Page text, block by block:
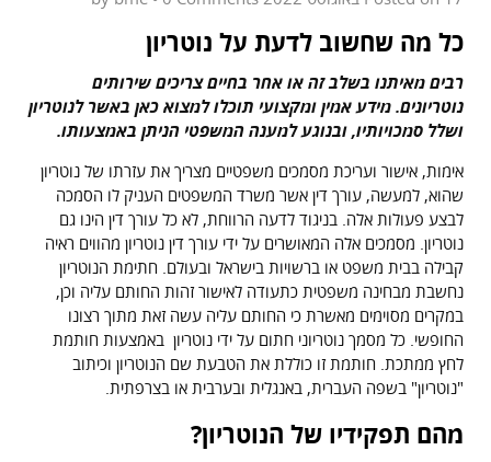
כל מה שחשוב לדעת על נוטריון
רבים מאיתנו בשלב זה או אחר בחיים צריכים שירותים
נוטריונים. מידע אמין ומקצועי תוכלו למצוא כאן באשר לנוטריון
ושלל סמכויותיו, ובנוגע למענה המשפטי הניתן באמצעותו.
אימות, אישור ועריכת מסמכים משפטיים מצריך את עזרתו של נוטריון
שהוא, למעשה, עורך דין אשר משרד המשפטים העניק לו הסמכה
לבצע פעולות אלה. בניגוד לדעה הרווחת, לא כל עורך דין הינו גם
נוטריון. מסמכים אלה המאושרים על ידי עורך דין נוטריון מהווים ראיה
קבילה בבית משפט או ברשויות בישראל ובעולם. חתימת הנוטריון
נחשבת מבחינה משפטית כתעודה לאישור זהות החותם עליה וכן,
במקרים מסוימים מאשרת כי החותם עליה עשה זאת מתוך רצונו
החופשי. כל מסמך נוטריוני חתום על ידי נוטריון באמצעות חותמת
לחץ ממתכת. חותמת זו כוללת את הטבעת שם הנוטריון וכיתוב
"נוטריון" בשפה העברית, באנגלית ובערבית או בצרפתית.
מהם תפקידיו של הנוטריון?